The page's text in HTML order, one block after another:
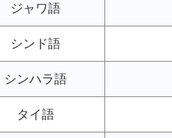
ジャワ語
シンド語
シンハラ語
タイ語